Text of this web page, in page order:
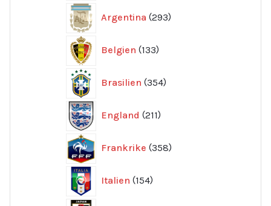
Argentina 293
produkter
Belgien 133
produkter
Brasilien 354
produkter
England 211
produkter
Frankrike 358
produkter
Italien 154
produkter